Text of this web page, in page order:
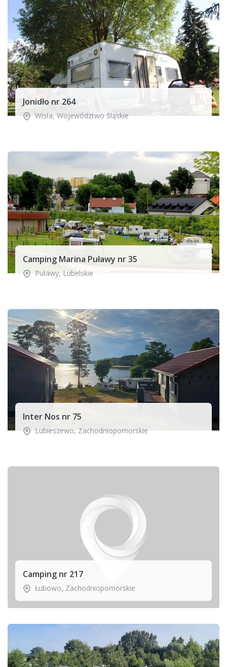
Jonidło nr 264
Wisła,Województwo Śląskie
Camping Marina Puławy nr 35
Puławy,Lubelskie
Inter Nos nr 75
Lubieszewo,Zachodniopomorskie
Camping nr 217
Łubowo, Zachodniopomorskie